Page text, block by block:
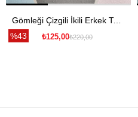
Gömleği Çizgili İkili Erkek Takım - Kırmızı
₺125,00₺220,00
%43